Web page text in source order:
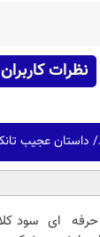
نظرات کاربران
عجیب
ای سود